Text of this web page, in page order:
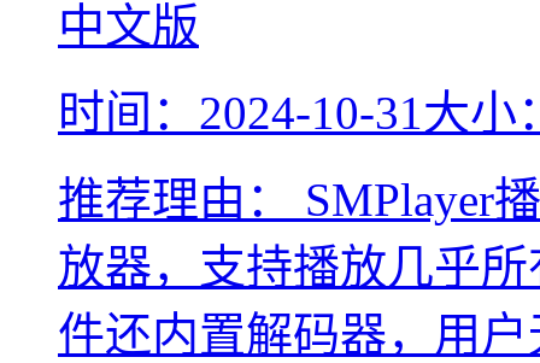
时间：2024-10-31 大小
推荐理由：
SMPlayer
放器，支持播放几乎
件还内置解码器，用